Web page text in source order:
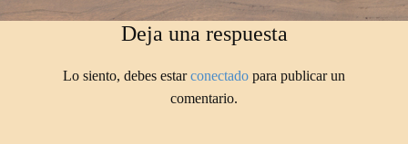
Deja una respuesta
Lo siento, debes estarconectado para publicar un
comentario.